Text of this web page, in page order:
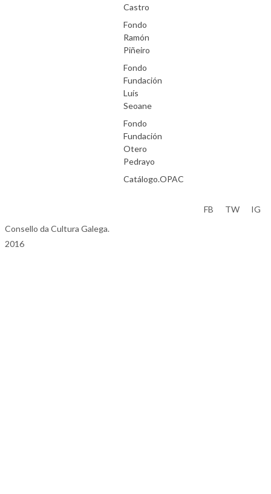
Castro
Fondo
Ramón
Piñeiro
Fondo
Fundación
Luís
Seoane
Fondo
Fundación
Otero
Pedrayo
Catálogo.OPAC
Consello da Cultura Galega.
2016
FB TW IG